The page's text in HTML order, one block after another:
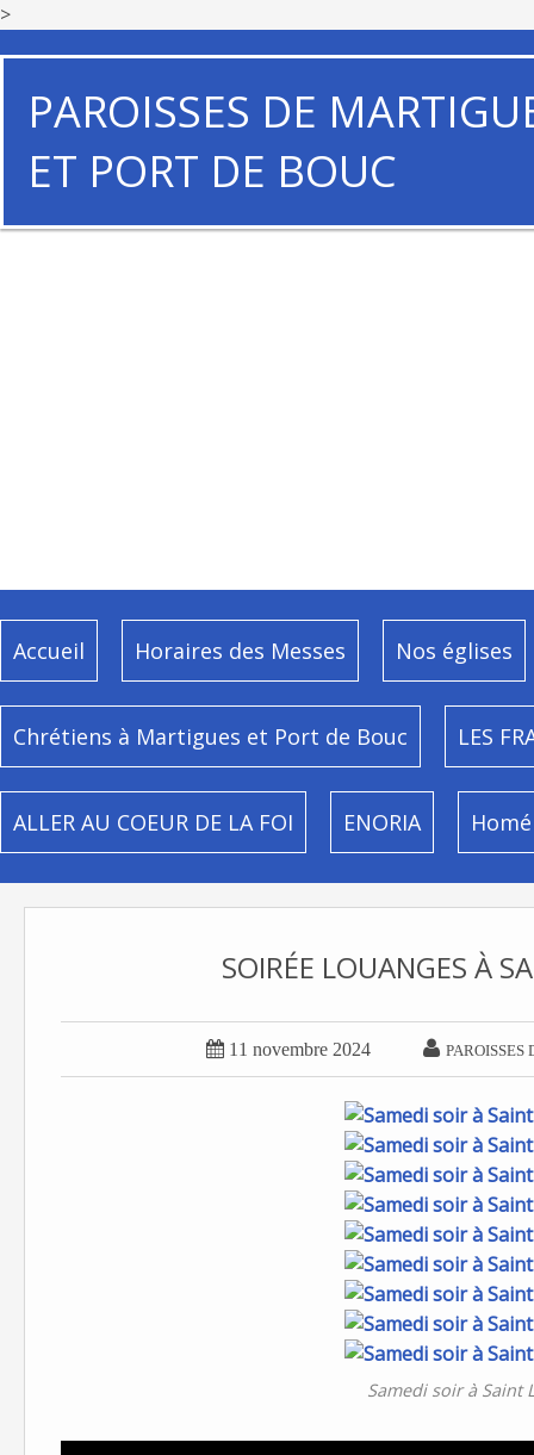
>
PAROISSES DE
ET PORT DE BOUC
Accueil Horaires des Messes Nos églises
Chrétiens à Martigues et Port de Bouc LES
ALLER AU COEUR DE LA FOI ENORIA
SOIRÉE LOUANGES À
 11 novembre 2024  PAROISSES
Samedi soir à Saint